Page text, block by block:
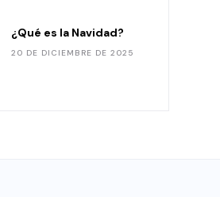
¿Qué es la Navidad?
20 DE DICIEMBRE DE 2025